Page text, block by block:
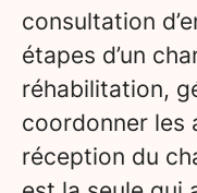
consultation
étapes d’un
réhabilitation,
coordonner les
réception du